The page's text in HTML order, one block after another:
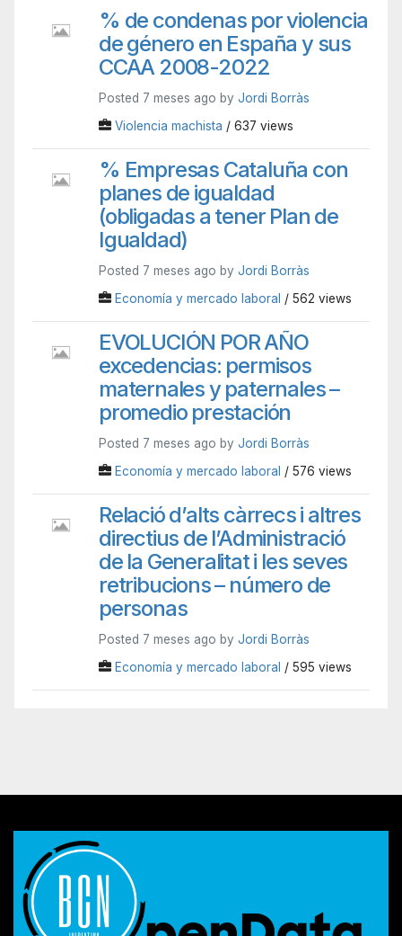
% de condenas por violencia
de género en España y sus
CCAA 2008-2022
Posted 7 meses ago by Jordi Borràs
Violencia machista / 637 views
% Empresas Cataluña con
planes de igualdad
(obligadas a tener Plan de
Igualdad)
Posted 7 meses ago by Jordi Borràs
Economía y mercado laboral / 562 views
EVOLUCIÓN POR AÑO
excedencias: permisos
maternales y paternales –
promedio prestación
Posted 7 meses ago by Jordi Borràs
Economía y mercado laboral / 576 views
Relació d’alts càrrecs i altres
directius de l’Administració
de la Generalitat i les seves
retribucions – número de
personas
Posted 7 meses ago by Jordi Borràs
Economía y mercado laboral / 595 views